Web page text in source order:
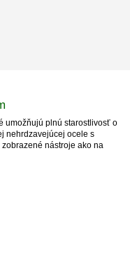
umožňujú plnú starostlivosť o
nehrdzavejúcej ocele s
nástroje ako na